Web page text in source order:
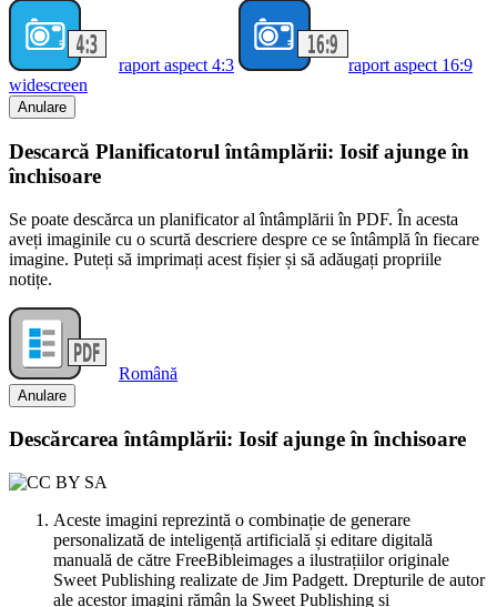
raport aspect 4:3
raport aspect 16:9
widescreen
Anulare
Descarcă Planificatorul întâmplării: Iosif ajunge în
închisoare
Se poate descărca un planificator al întâmplării în PDF. În acesta
aveți imaginile cu o scurtă descriere despre ce se întâmplă în fiecare
imagine. Puteți să imprimați acest fișier și să adăugați propriile
notițe.
Română
Anulare
Descărcarea întâmplării: Iosif ajunge în închisoare
Aceste imagini reprezintă o combinație de generare
personalizată de inteligență artificială și editare digitală
manuală de către FreeBibleimages a ilustrațiilor originale
Sweet Publishing realizate de Jim Padgett. Drepturile de autor
ale acestor imagini rămân la Sweet Publishing și